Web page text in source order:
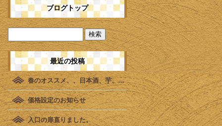
ブログトップ
最近の投稿
春のオススメ、、日本酒、芋、麦。。
価格設定のお知らせ
入口の扉直りました。